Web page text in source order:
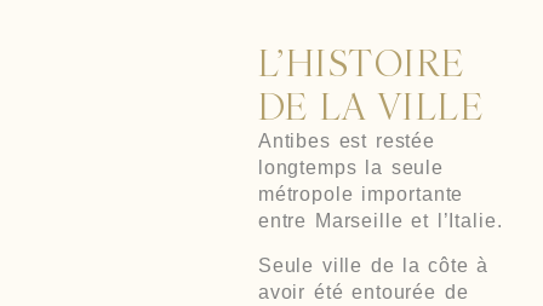
L’HISTOIRE
DE LA VILLE
Antibes est restée
longtemps la seule
métropole importante
entre Marseille et l’Italie.
Seule ville de la côte à
avoir été entourée de